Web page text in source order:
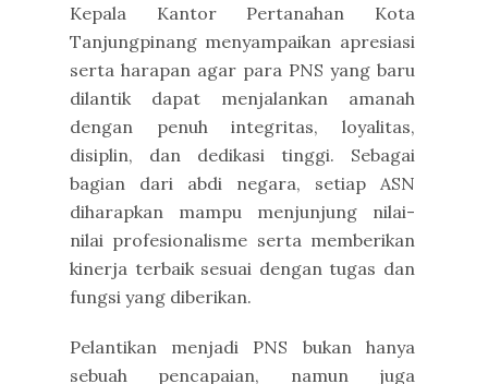
Kepala Kantor Pertanahan Kota
Tanjungpinang menyampaikan apresiasi
serta harapan agar para PNS yang baru
dilantik dapat menjalankan amanah
dengan penuh integritas, loyalitas,
disiplin, dan dedikasi tinggi. Sebagai
bagian dari abdi negara, setiap ASN
diharapkan mampu menjunjung nilai-
nilai profesionalisme serta memberikan
kinerja terbaik sesuai dengan tugas dan
fungsi yang diberikan.
Pelantikan menjadi PNS bukan hanya
sebuah pencapaian, namun juga